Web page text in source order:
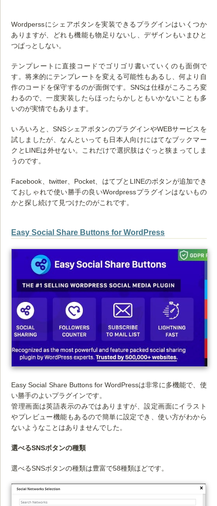
Wordperssにシェアボタンを実装できるプラグインはいくつか
ありますが、どれも機能も物足りないし、デザインもいまひと
つぱっとしない。
テンプレートに直接コードでゴリゴリ書いていくのも面倒で
す。将来的にテンプレートを変える可能性もあるし、何より自
作のコードを保守するのが面倒です。SNSは仕様がころころ変
わるので、一度実装したらほったらかしともいかないことも多
いのが実情でもあります。
いろいろと、SNSシェアボタンのプラグインやWEBサービスを
試しましたが、なんといっても日本人向けにはてなブックマー
クとLINEは外せない。これだけで選択肢はぐっと狭まってしま
うのです。
Facebook、twitter、Pocket、はてブとLINEのボタンが追加でき
ておしゃれで使い勝手の良いWordpressプラグインはないもの
かと探し続けて見つけたのがこれです。
Easy Social Share Buttons for WordPress
Easy Social Share Buttons for WordPressは非常に多機能で、使
い勝手のよいプラグインです。
管理画面は英語表示のみではありますが、設定画面にイラスト
やプレビュー機能もあるので簡単に設定でき、使い方がわから
ないようなことはありませんでした。
選べるSNSボタンの種類
選べるSNSボタンの種類は豊富で58種類ほどです。